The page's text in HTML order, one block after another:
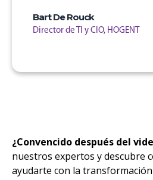
Bart De Rouck
Director de TI y CIO, HOGENT
¿Convencido después del
nuestros expertos y descubre
ayudarte con la